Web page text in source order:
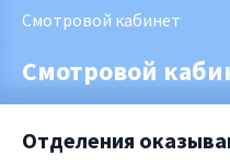
Смотровой кабинет
Смотровой
Отделения